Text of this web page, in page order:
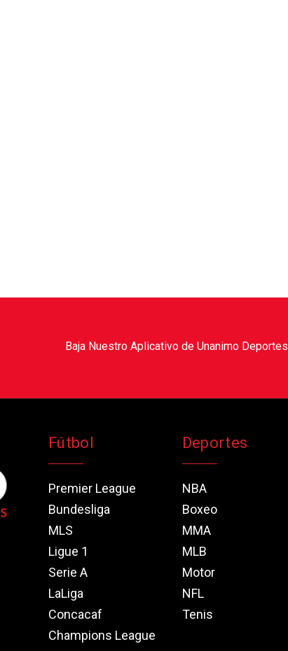
Baja Nuestro Aplicativo de Unanimo Deportes
Fútbol
Premier League
Bundesliga
MLS
Ligue 1
Serie A
LaLiga
Concacaf
Champions League
Deportes
NBA
Boxeo
MMA
MLB
Motor
NFL
Tenis